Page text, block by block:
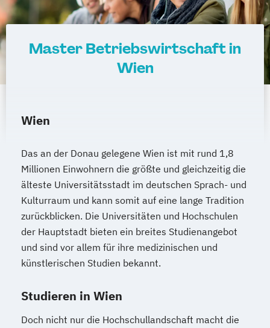
Hungarologie
Indogermanistik und historische
Sprachwissenschaft
Informatik
Informatik (Lehramt)
Inklusive Pädagogik - Fokus
Internationale Betriebswirtschaft
Internationale Entwicklung
Internationale Rechtswissenschaften
Islamische Religionspädagogik
Italienisch (Lehramt)
Japanologie
Judaistik
Kartographie und Geoinformation
Katholische Religion (Lehramt)
Master Betriebswirtschaft in
Wien
Wien
Das an der Donau gelegene Wien ist mit rund 1,8
Millionen Einwohnern die größte und gleichzeitig die
älteste Universitätsstadt im deutschen Sprach- und
Kulturraum und kann somit auf eine lange Tradition
zurückblicken. Die Universitäten und Hochschulen
der Hauptstadt bieten ein breites Studienangebot
und sind vor allem für ihre medizinischen und
künstlerischen Studien bekannt.
Studieren in Wien
Doch nicht nur die Hochschullandschaft macht die